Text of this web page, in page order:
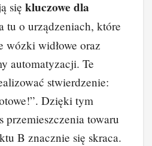
się kluczowe dla
tu o urządzeniach, które
wózki widłowe oraz
automatyzacji. Te
stwierdzenie:
Dzięki tym
przemieszczenia towaru
B znacznie się skraca.